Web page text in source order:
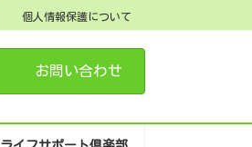
個人情報保護について
お問い合わせ